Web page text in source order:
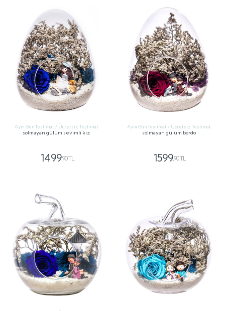
Aynı Gün Teslimat / Ücretsiz Teslimat
solmayan gülüm sevimli kız
1499,90 TL
Aynı Gün Teslimat / Ücretsiz Teslimat
solmayan gülüm bordo
1599,90 TL